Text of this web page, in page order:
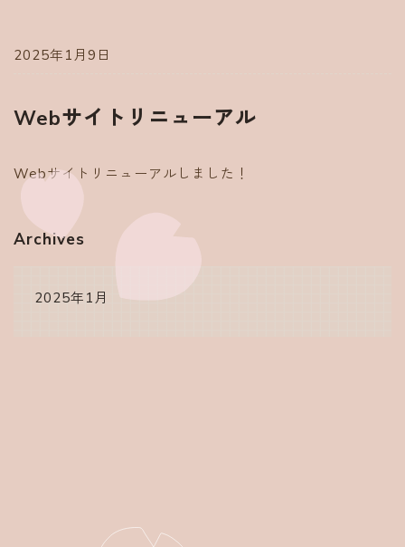
2025年1月9日
Webサイトリニューアル
Webサイトリニューアルしました！
Archives
2025年1月